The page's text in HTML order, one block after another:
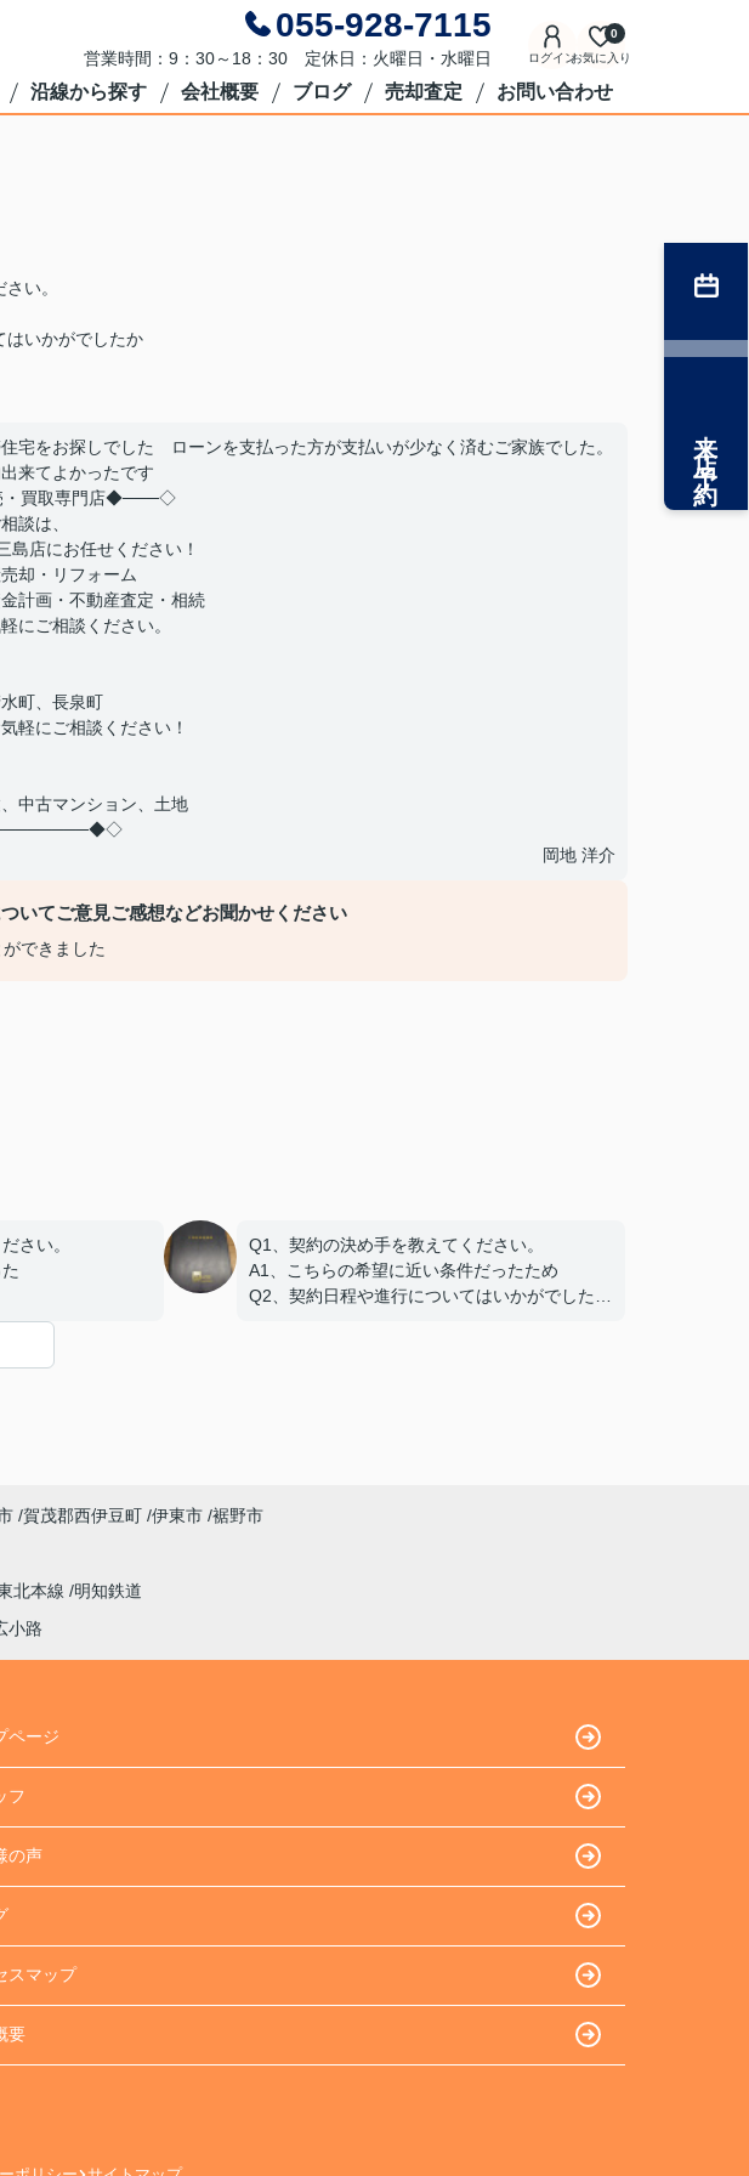
055-928-7115
営業時間：9：30～18：30 定休日：火曜日・水曜日 ログインお気に入り
0
沿線から探す 会社概要 ブログ 売却査定 お問い合わせ
い。
いかがでしたか
宅をお探しでした ローンを支払った方が支払いが少なく済むご家族でした。
来てよかったです
買取専門店◆───◇
談は、
島店にお任せください！
却・リフォーム
計画・不動産査定・相続
にご相談ください。
町、長泉町
軽にご相談ください！
中古マンション、土地
岡地 洋介
いてご意見ご感想などお聞かせください
できました
さい。
いかがでしたで
ました
Q1、契約の決め手を教えてください。
A1、こちらの希望に近い条件だったため
Q2、契約日程や進行についてはいかがでしたで
来店予約
賀茂郡西伊豆町 伊東市 裾野市
北本線
明知鉄道
小路
ページ
フ
の声
スマップ
要